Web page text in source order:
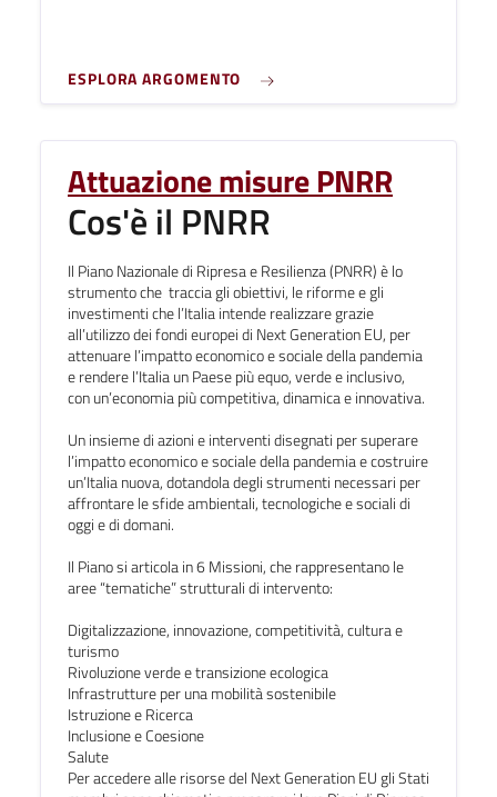
ESPLORA ARGOMENTO
Attuazione misure PNRR
Cos'è il PNRR
Il Piano Nazionale di Ripresa e Resilienza (PNRR) è lo
strumento che traccia gli obiettivi, le riforme e gli
investimenti che l’Italia intende realizzare grazie
all’utilizzo dei fondi europei di Next Generation EU, per
attenuare l’impatto economico e sociale della pandemia
e rendere l’Italia un Paese più equo, verde e inclusivo,
con un’economia più competitiva, dinamica e innovativa.
Un insieme di azioni e interventi disegnati per superare
l’impatto economico e sociale della pandemia e costruire
un’Italia nuova, dotandola degli strumenti necessari per
affrontare le sfide ambientali, tecnologiche e sociali di
oggi e di domani.
Il Piano si articola in 6 Missioni, che rappresentano le
aree “tematiche” strutturali di intervento:
Digitalizzazione, innovazione, competitività, cultura e
turismo
Rivoluzione verde e transizione ecologica
Infrastrutture per una mobilità sostenibile
Istruzione e Ricerca
Inclusione e Coesione
Salute
Per accedere alle risorse del Next Generation EU gli Stati